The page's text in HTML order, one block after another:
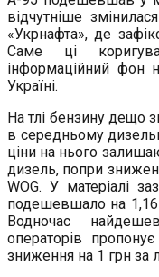
відчутніше
«Укрнафта», де
Саме ці
інформаційний фон
Україні.
На тлі бензину дещо
в середньому
ціни на нього
дизель, попри
WOG. У матеріалі
подешевшало на 1,16
Водночас
операторів
зниження на 1 грн за